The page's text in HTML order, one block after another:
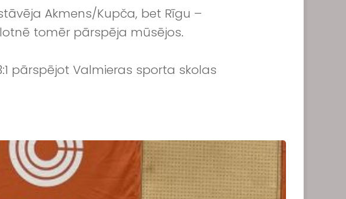
Akmens/Kupča, bet Rīgu –
tomēr pārspēja mūsējos.
pārspējot Valmieras sporta skolas